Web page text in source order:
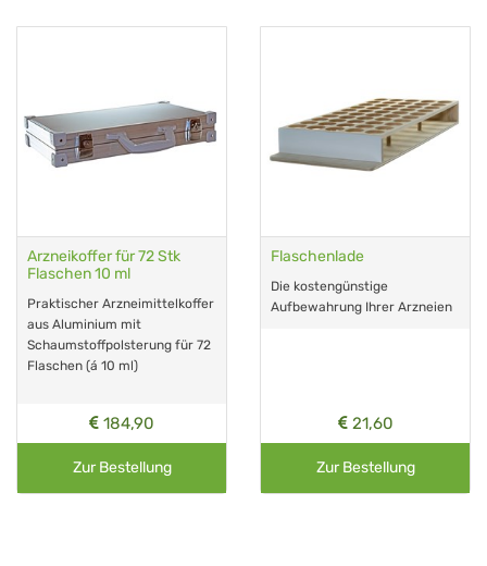
Arzneikoffer für 72 Stk
Flaschen 10 ml
Praktischer Arzneimittelkoffer
aus Aluminium mit
Schaumstoffpolsterung für 72
Flaschen (á 10 ml)
184,90
Zur Bestellung
Flaschenlade
Die kostengünstige
Aufbewahrung Ihrer Arzneien
21,60
Zur Bestellung